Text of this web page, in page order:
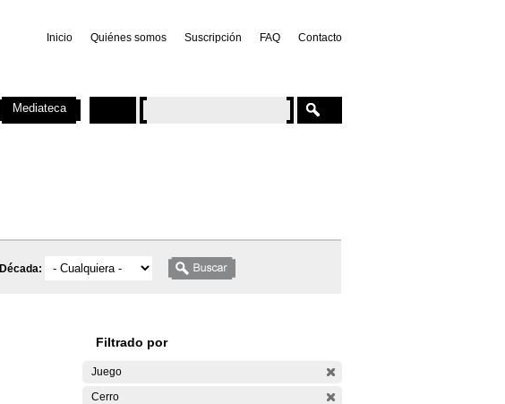
Inicio Quiénes somos Suscripción FAQ Contacto
Década:
Filtrado por
Juego
Cerro
Mediateca